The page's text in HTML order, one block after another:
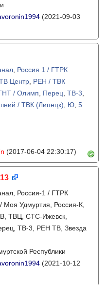
(2021-09-03
Россия 1 / ГТРК
Центр РЕН / ТВК
/ Олимп Перец ТВ-3
/ ТВК (Липецк) Ю 5
(2017-06-04 22:30:17)
Россия-1 / ГТРК
Моя Удмуртия, Россия-К,
ТВЦ, СТС-Ижевск,
ТВ-3, РЕН ТВ, Звезда
Республики
(2021-10-12